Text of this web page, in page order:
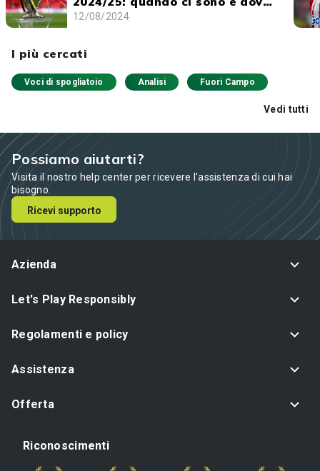
vederli
12/08/2024
I più cercati
Voci di spogliatoio Analisi Fuori Campo
Vedi tutti
Possiamo aiutarti?
Visita il nostro help center per ricevere l’assistenza di cui hai
bisogno.
Ricevi supporto
Azienda
Let's Play Responsibly
Regolamenti e policy
Assistenza
Offerta
Riconoscimenti